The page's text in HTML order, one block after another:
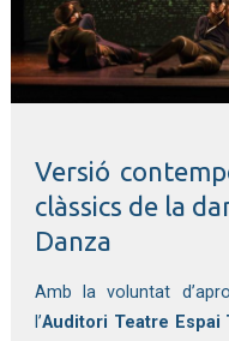
Versió
clàssics de la
Danza
Amb la voluntat
l’Auditori Teatre